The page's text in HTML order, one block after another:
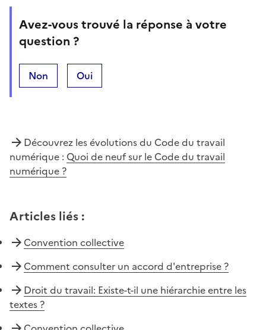
Avez-vous trouvé la réponse à votre
question ?
Non Oui
Découvrez les évolutions du Code du travail
numérique : Quoi de neuf sur le Code du travail
numérique ?
Articles liés :
Convention collective
Comment consulter un accord d'entreprise ?
Droit du travail: Existe-t-il une hiérarchie entre les
textes ?